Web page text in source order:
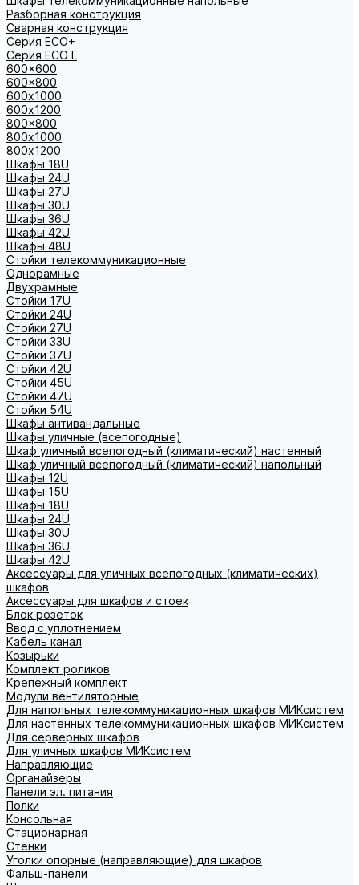
Разборная конструкция
Сварная конструкция
Серия ECO+
Серия ECO L
600x600
600x800
600х1000
600х1200
800x800
800х1000
800х1200
Шкафы 18U
Шкафы 24U
Шкафы 27U
Шкафы 30U
Шкафы 36U
Шкафы 42U
Шкафы 48U
Стойки телекоммуникационные
Однорамные
Двухрамные
Стойки 17U
Стойки 24U
Стойки 27U
Стойки 33U
Стойки 37U
Стойки 42U
Стойки 45U
Стойки 47U
Стойки 54U
Шкафы антивандальные
Шкафы уличные (всепогодные)
Шкаф уличный всепогодный (климатический) настенный
Шкаф уличный всепогодный (климатический) напольный
Шкафы 12U
Шкафы 15U
Шкафы 18U
Шкафы 24U
Шкафы 30U
Шкафы 36U
Шкафы 42U
Аксессуары для уличных всепогодных (климатических)
шкафов
Аксессуары для шкафов и стоек
Блок розеток
Ввод с уплотнением
Кабель канал
Козырьки
Комплект роликов
Крепежный комплект
Модули вентиляторные
Для напольных телекоммуникационных шкафов МИКсистем
Для настенных телекоммуникационных шкафов МИКсистем
Для серверных шкафов
Для уличных шкафов МИКсистем
Направляющие
Органайзеры
Панели эл. питания
Полки
Консольная
Стационарная
Стенки
Уголки опорные (направляющие) для шкафов
Фальш-панели